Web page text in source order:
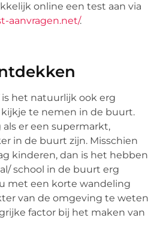
online een test aan via
aanvragen.net/.
het natuurlijk ook erg
te nemen in de buurt.
er een supermarkt,
in de buurt zijn. Misschien
kinderen, dan is het hebben
school in de buurt erg
met een korte wandeling
van de omgeving te weten
factor bij het maken van